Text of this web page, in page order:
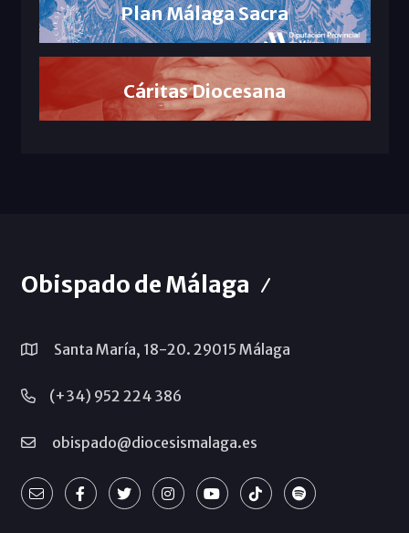
Plan Málaga Sacra
Cáritas Diocesana
Obispado de Málaga
Santa María, 18-20. 29015 Málaga
(+34) 952 224 386
obispado@diocesismalaga.es